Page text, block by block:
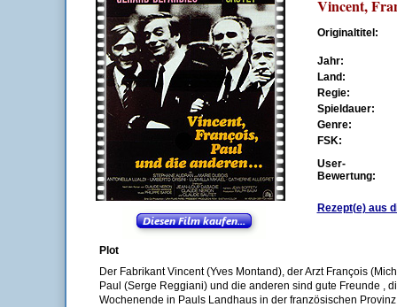
Vincent,
Originaltitel:
Jahr:
Land:
Regie:
Spieldauer:
Genre:
FSK:
User-
Bewertung:
Rezept(e) aus
Plot
Der Fabrikant Vincent (Yves Montand), der Arzt François
Paul (Serge Reggiani) und die anderen sind gute Freunde ,
Wochenende in Pauls Landhaus in der französischen